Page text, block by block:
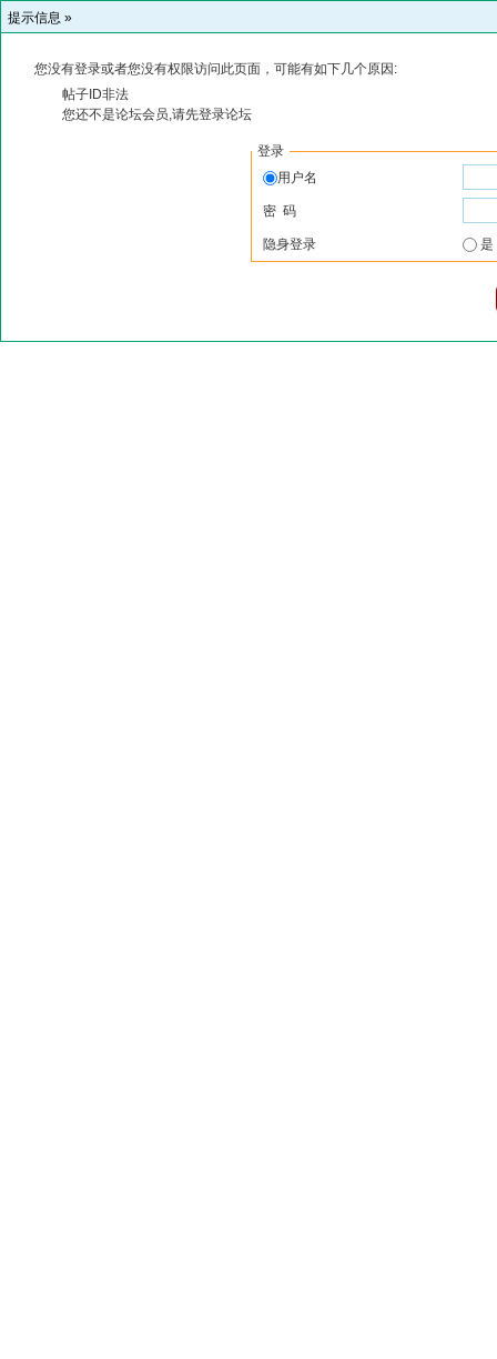
提示信息 »
您没有登录或者您没有权限访问此页面，可能有如下几个原因:
帖子ID非法
您还不是论坛会员,请先登录论坛
登录
用户名
密 码
隐身登录